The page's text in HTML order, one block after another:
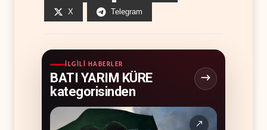
X Telegram
İLGILI HABERLER
BATI YARIM KÜRE
kategorisinden
↗